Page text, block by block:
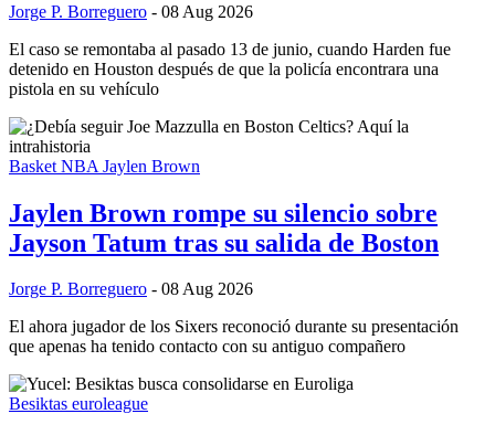
Jorge P. Borreguero - 08 Aug 2026
El caso se remontaba al pasado 13 de junio, cuando Harden fue
detenido en Houston después de que la policía encontrara una
pistola en su vehículo
Basket NBA Jaylen Brown
Jaylen Brown rompe su silencio sobre
Jayson Tatum tras su salida de Boston
Jorge P. Borreguero - 08 Aug 2026
El ahora jugador de los Sixers reconoció durante su presentación
que apenas ha tenido contacto con su antiguo compañero
Besiktas euroleague